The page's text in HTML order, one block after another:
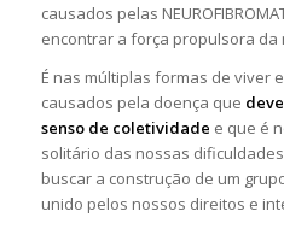
causados pelas
encontrar a força propulsora da
É nas múltiplas formas de viver
causados pela doença que
senso de coletividade e que é
solitário das nossas
buscar a construção de um
unido pelos nossos direitos e